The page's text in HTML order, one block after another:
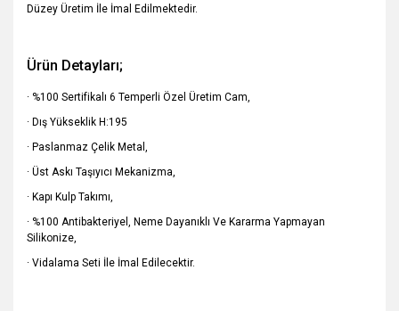
Düzey Üretim İle İmal Edilmektedir.
Ürün Detayları;
· %100 Sertifikalı 6 Temperli Özel Üretim Cam,
· Dış Yükseklik H:195
· Paslanmaz Çelik Metal,
· Üst Askı Taşıyıcı Mekanizma,
· Kapı Kulp Takımı,
· %100 Antibakteriyel, Neme Dayanıklı Ve Kararma Yapmayan
Silikonize,
· Vidalama Seti İle İmal Edilecektir.